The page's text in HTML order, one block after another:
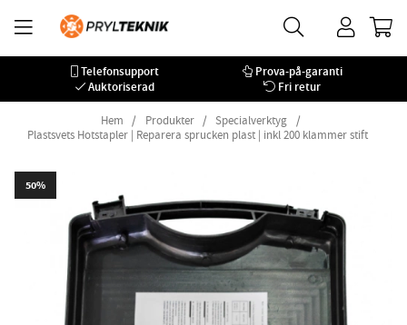
Telefonsupport
Prova-på-garanti
Auktoriserad
Fri retur
Hem Produkter
Specialverktyg
Plastsvets Hotstapler | Reparera sprucken plast | inkl 200 klammer stift
50